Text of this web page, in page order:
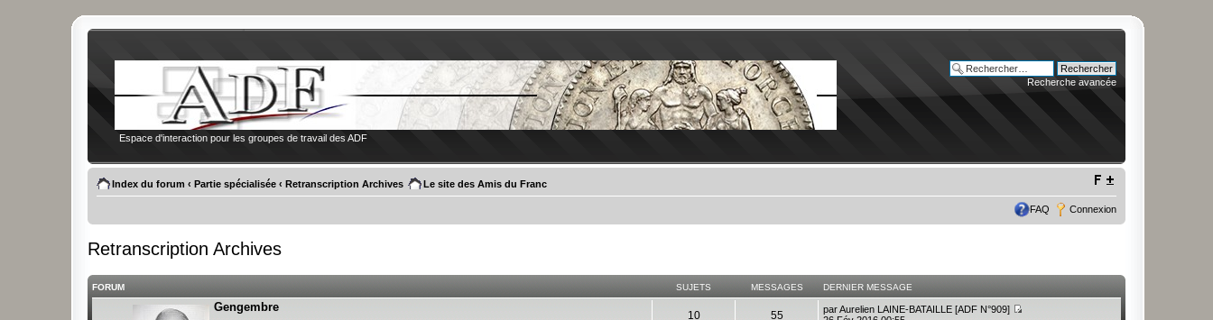
Espace d'interaction pour les groupes de travail des ADF
Recherche avancée
Index du forum ‹ Partie spécialisée ‹ Retranscription Archives Le site des Amis du Franc
FAQ Connexion
Retranscription Archives
FORUM SUJETS MESSAGES DERNIER MESSAGE
Gengembre
10 55 parAurelien LAINE-BATAILLE [ADF N°909]